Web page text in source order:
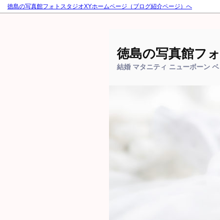
徳島の写真館フォトスタジオXYホームページ（ブログ紹介ページ）へ
徳島の写真館フ
結婚 マタニティ ニューボーン